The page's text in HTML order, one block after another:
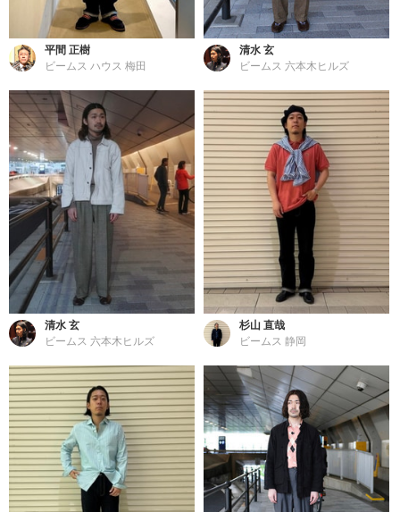
平間 正樹
ビームス ハウス 梅田
清水 玄
ビームス 六本木ヒルズ
清水 玄
ビームス 六本木ヒルズ
杉山 直哉
ビームス 静岡